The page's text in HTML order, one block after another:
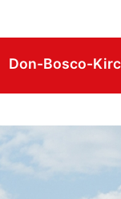
Don-Bosco-